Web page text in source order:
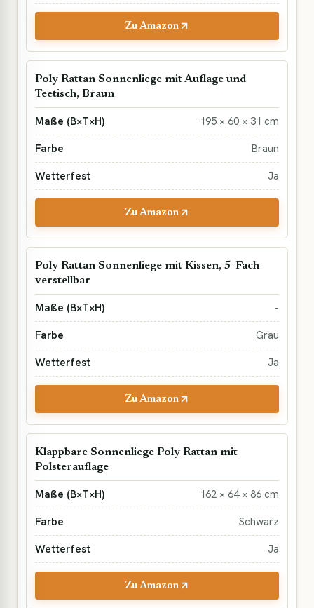
Zu Amazon
Poly Rattan Sonnenliege mit Auflage und
Teetisch, Braun
195 × 60 × 31 cm
Braun
Ja
Zu Amazon
Poly Rattan Sonnenliege mit Kissen, 5-Fach
verstellbar
–
Grau
Ja
Zu Amazon
Klappbare Sonnenliege Poly Rattan mit
Polsterauflage
162 × 64 × 86 cm
Schwarz
Ja
Zu Amazon